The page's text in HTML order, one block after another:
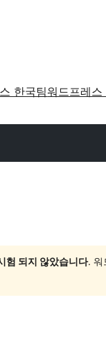
한국팀워드프레스
험 되지 않았습니다. 워